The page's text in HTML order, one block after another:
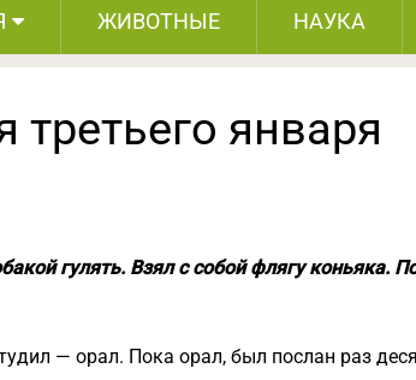
ЖИВОТНЫЕ НАУКА
третьего января
гулять. Взял с собой флягу коньяка.
— орал. Пока орал, был послан раз